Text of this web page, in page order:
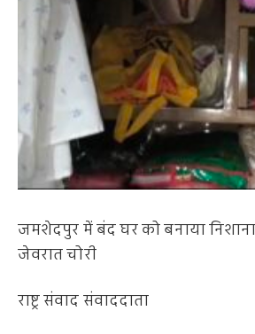
जमशेदपुर में बंद घर को बनाया
जेवरात चोरी
राष्ट्र संवाद संवाददाता